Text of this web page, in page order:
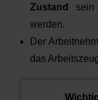
Zustand
sein
werden.
Der
das